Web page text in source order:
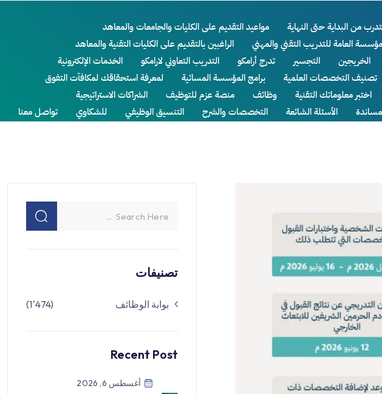
من البداية حتى النهاية
مواعيد التقديم على الكليات والجامعات والمعاهد
العامة للتدريب التقني والمهني
الراغبين بالتقديم على الكليات التقنية والمعاهد
الخريجين التجسير تدرج أرامكو التدريب التعاوني لارامكو
الخدمات الإلكترونية
تصنيف التخصصات العلمية برامج المؤسسة المسائية
لمعرفة استحقاقك لمكافآت التفوق
اختبر معلوماتك التقنية وظائف منصة عزم للتوظيف
الشراكات الاستراتيجية
الأسئلة الشائعة التخصصات والشرح التنسيق الوظيفي للشكاوي تواصل معنا
تصنيفات
بوابة الوظائف (1٬474)
Recent Post
أغسطس 6, 2026